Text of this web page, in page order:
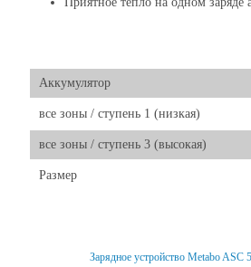
Аккумулятор
все зоны / ступень 1 (низкая)
все зоны / ступень 3 (высокая)
Размер
Зарядное устройство Metabo ASC